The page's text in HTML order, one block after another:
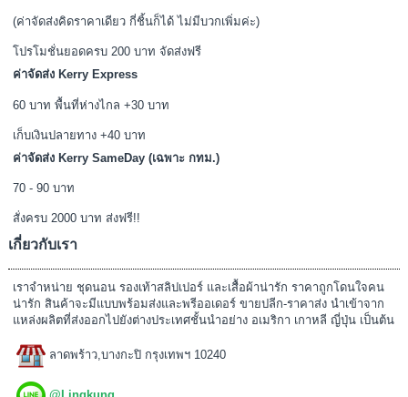
(ค่าจัดส่งคิดราคาเดียว กี่ชิ้นก็ได้ ไม่มีบวกเพิ่มค่ะ)
โปรโมชั่นยอดครบ 200 บาท จัดส่งฟรี
ค่าจัดส่ง Kerry Express
60 บาท พื้นที่ห่างไกล +30 บาท
เก็บเงินปลายทาง +40 บาท
ค่าจัดส่ง Kerry SameDay (เฉพาะ กทม.)
70 - 90 บาท
สั่งครบ 2000 บาท ส่งฟรี!!
เกี่ยวกับเรา
เราจำหน่าย ชุดนอน รองเท้าสลิปเปอร์ และเสื้อผ้าน่ารัก ราคาถูกโดนใจคน
น่ารัก สินค้าจะมีแบบพร้อมส่งและพรีออเดอร์ ขายปลีก-ราคาส่ง นำเข้าจาก
แหล่งผลิตที่ส่งออกไปยังต่างประเทศชั้นนำอย่าง อเมริกา เกาหลี ญี่ปุ่น เป็นต้น
ลาดพร้าว,บางกะปิ กรุงเทพฯ 10240